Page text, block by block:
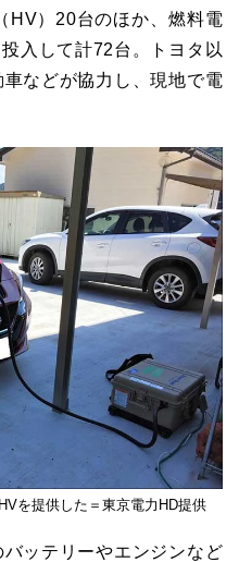
HV）20台のほか、燃料電
入して計72台。トヨタ以
などが協力し、現地で電
を提供した＝東京電力HD提供
ッテリーやエンジンなど